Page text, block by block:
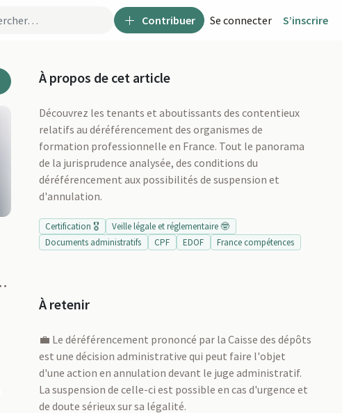
Contribuer Se connecter S’inscrire
À propos de cet article
Découvrez les tenants et aboutissants des contentieux
relatifs au déréférencement des organismes de
formation professionnelle en France. Tout le panorama
de la jurisprudence analysée, des conditions du
déréférencement aux possibilités de suspension et
d'annulation.
Certification 🎖️
Veille légale et réglementaire 🤓
Documents administratifs
CPF EDOF France compétences
À retenir
💼 Le déréférencement prononcé par la Caisse des dépôts
est une décision administrative qui peut faire l'objet
d'une action en annulation devant le juge administratif.
La suspension de celle-ci est possible en cas d'urgence et
de doute sérieux sur sa légalité.